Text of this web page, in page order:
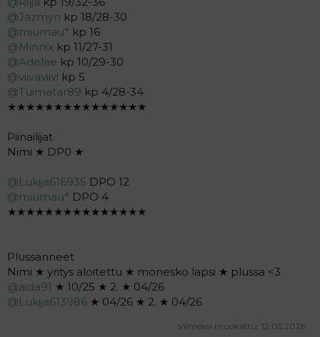
@Jazmyn kp 18/28-30
@miumau* kp 16
@Minnix kp 11/27-31
@Adelae kp 10/29-30
@viivaviivi kp 5
@Tuimatar89 kp 4/28-34
★★★★★★★★★★★★★★★
Piinailijat
Nimi ★ DP0 ★
@Lukija616935 DPO 12
@miumau* DPO 4
★★★★★★★★★★★★★★★
Plussanneet
Nimi ★ yritys aloitettu ★ monesko lapsi ★ plussa <3
@aida91 ★ 10/25 ★ 2. ★ 04/26
@Lukija613986 ★ 04/26 ★ 2. ★ 04/26
Viimeksi muokattu: 12.05.2026